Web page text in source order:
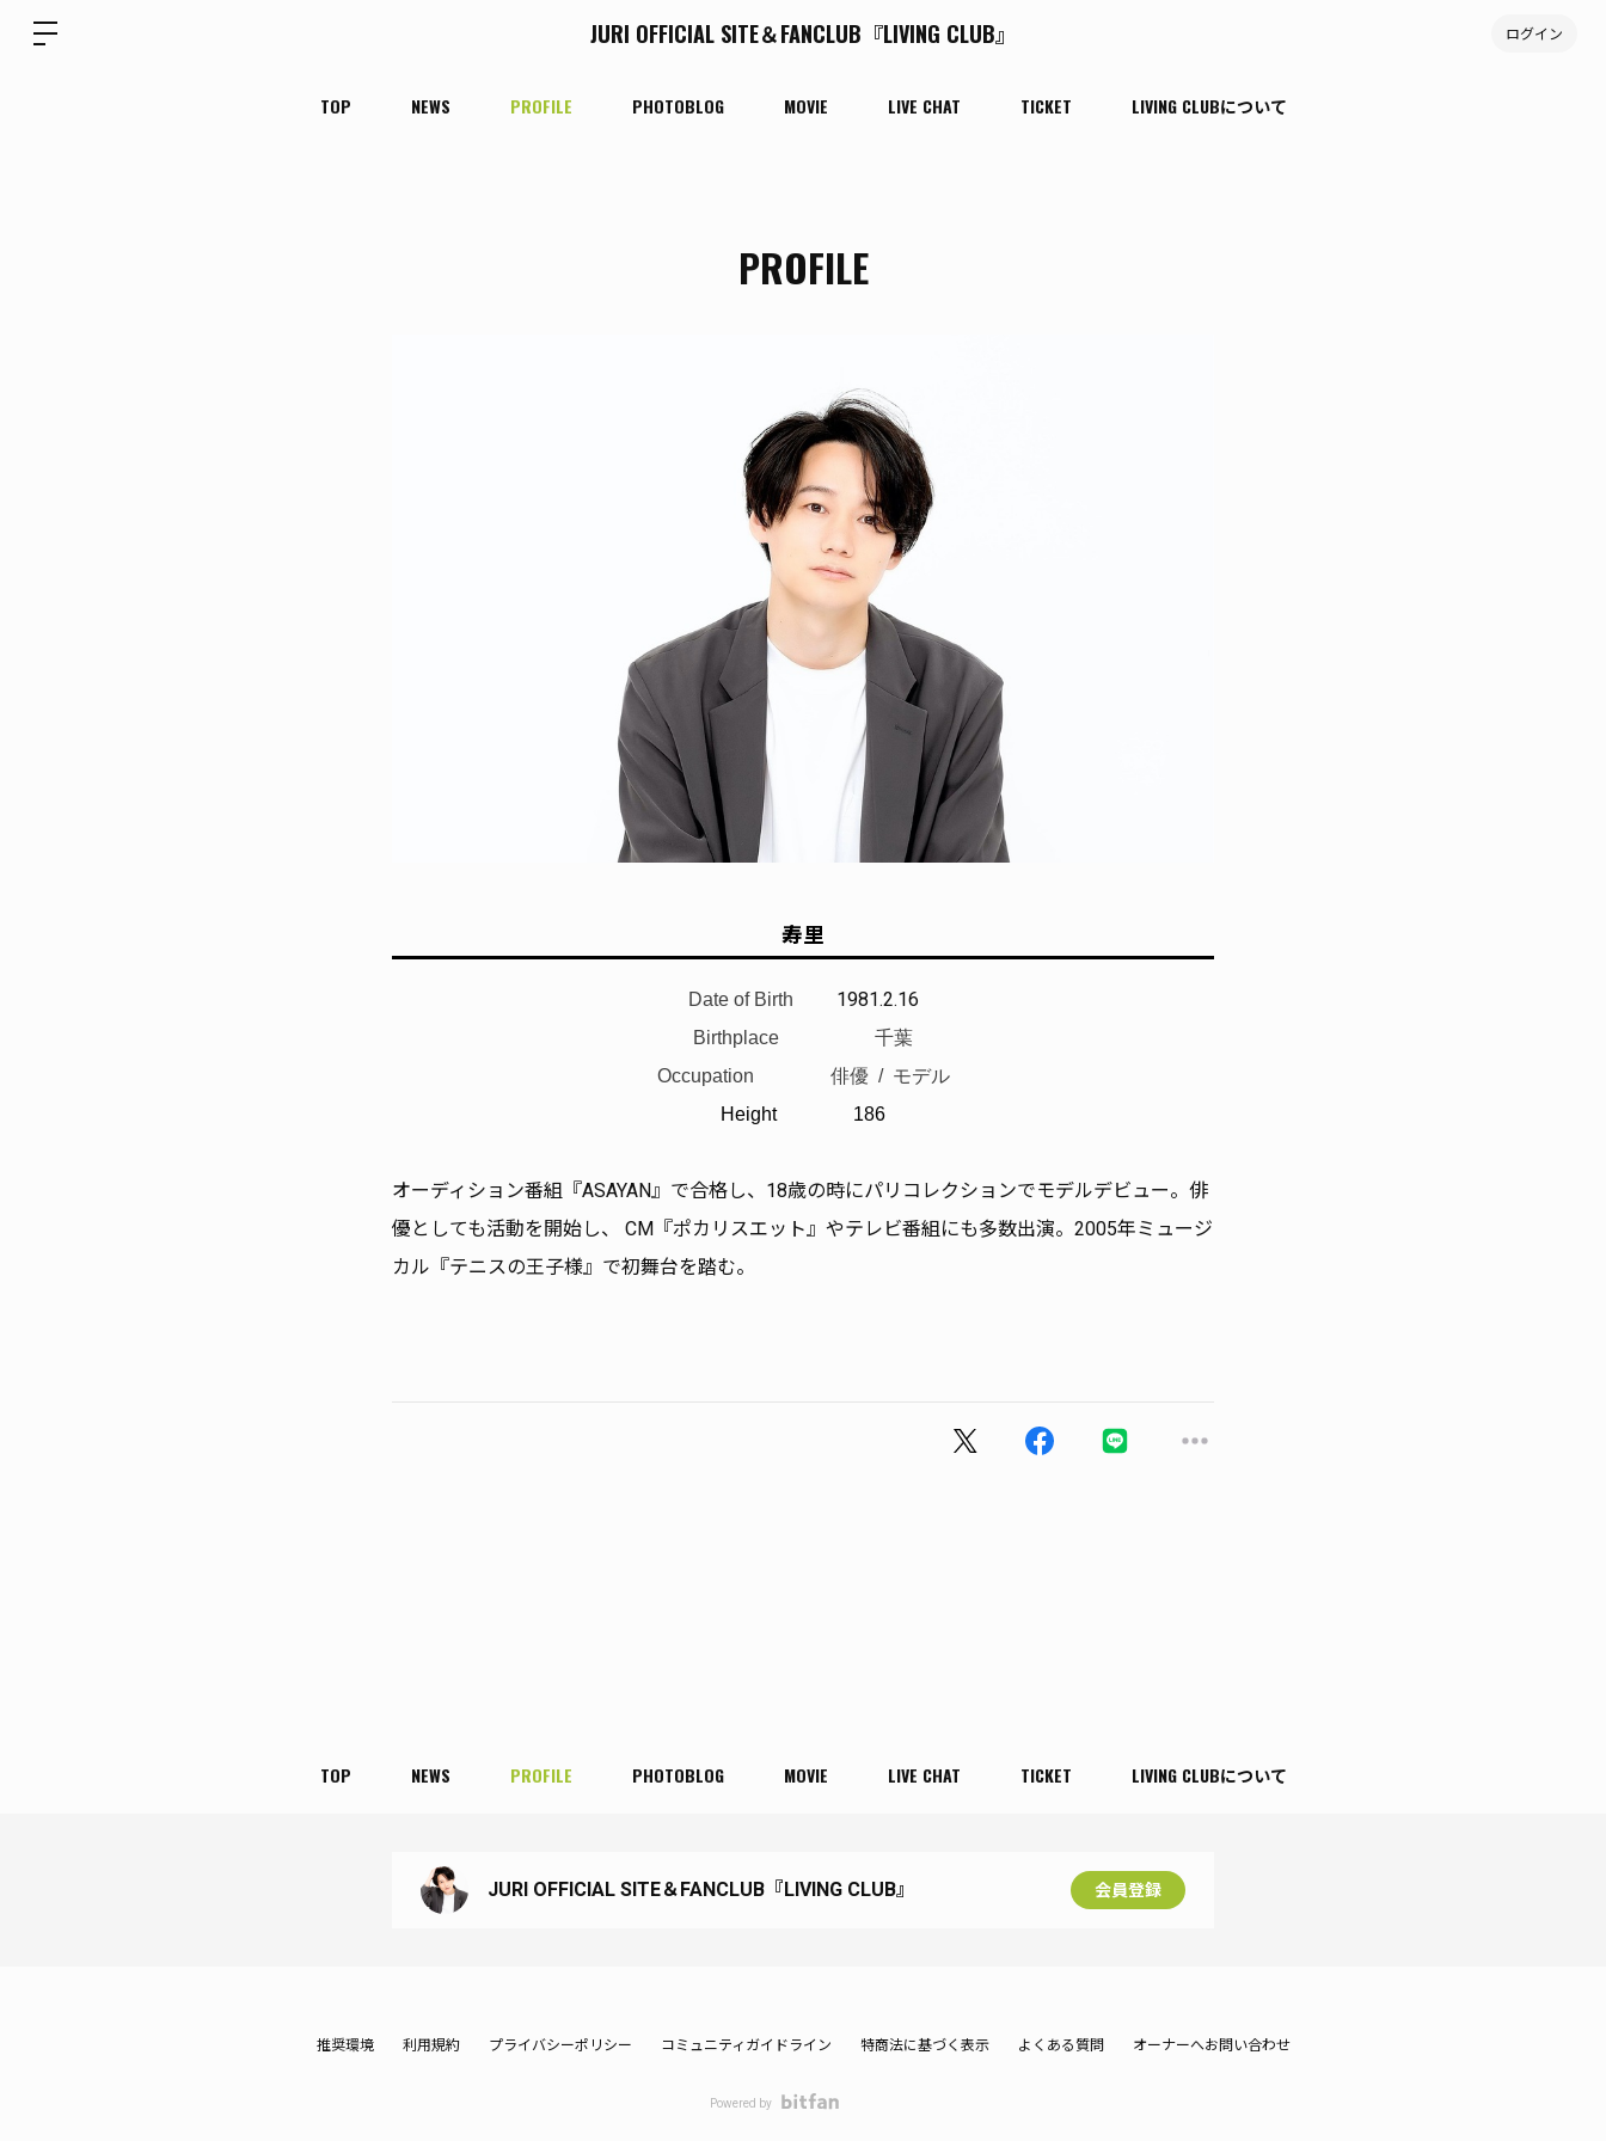
JURI OFFICIAL SITE＆FANCLUB『LIVING CLUB』 ログイン
TOP NEWS PROFILE PHOTOBLOG MOVIE LIVE CHAT TICKET LIVING CLUBについて
PROFILE
寿里
Date of Birth 1981.2.16
Birthplace 千葉
Occupation 俳優 / モデル
Height 186
オーディション番組『ASAYAN』で合格し、18歳の時にパリコレクションでモデルデビュー。俳
優としても活動を開始し、 CM『ポカリスエット』やテレビ番組にも多数出演。2005年ミュージ
カル『テニスの王子様』で初舞台を踏む。
TOP NEWS PROFILE PHOTOBLOG MOVIE LIVE CHAT TICKET LIVING CLUBについて
JURI OFFICIAL SITE＆FANCLUB『LIVING CLUB』 会員登録
推奨環境 利用規約 プライバシーポリシー コミュニティガイドライン 特商法に基づく表示 よくある質問 オーナーへお問い合わせ
Powered by